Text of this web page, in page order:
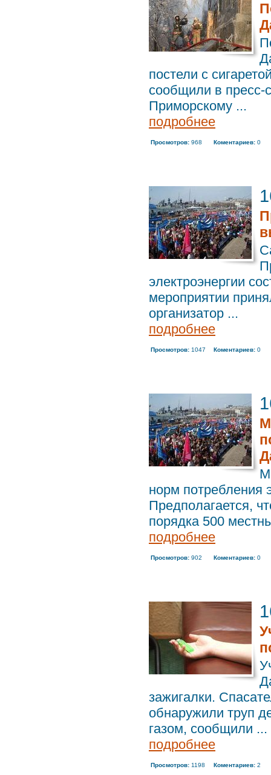
постели с
сообщили в пресс-
Приморскому ...
подробнее
Просмотров: 968 Коментариев: 0
электроэнергии
мероприятии
организатор ...
подробнее
Просмотров: 1047 Коментариев: 0
норм потребления
Предполагается,
порядка 500
подробнее
Просмотров: 902 Коментариев: 0
зажигалки.
обнаружили труп
газом, сообщили ...
подробнее
Просмотров: 1198 Коментариев: 2